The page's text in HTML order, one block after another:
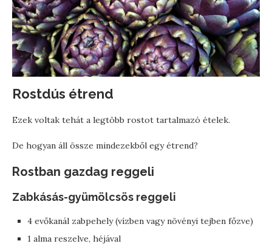
Rostdús étrend
Ezek voltak tehát a legtöbb rostot tartalmazó ételek.
De hogyan áll össze mindezekből egy étrend?
Rostban gazdag reggeli
Zabkásás-gyümölcsös reggeli
4 evőkanál zabpehely (vízben vagy növényi tejben főzve)
1 alma reszelve, héjával